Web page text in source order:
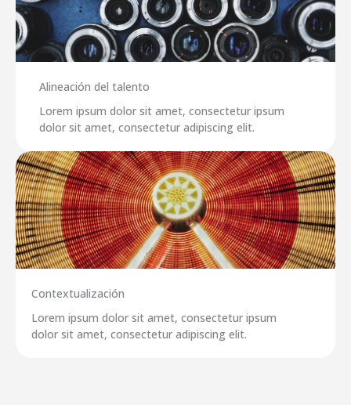
Alineación del talento
Lorem ipsum dolor sit amet, consectetur ipsum
dolor sit amet, consectetur adipiscing elit.
Contextualización
Lorem ipsum dolor sit amet, consectetur ipsum
dolor sit amet, consectetur adipiscing elit.